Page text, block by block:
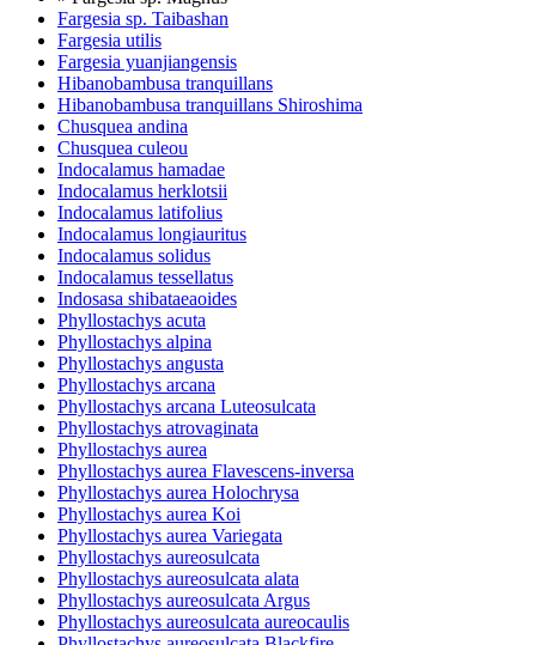
Fargesia sp. Taibashan
Fargesia utilis
Fargesia yuanjiangensis
Hibanobambusa tranquillans
Hibanobambusa tranquillans Shiroshima
Chusquea andina
Chusquea culeou
Indocalamus hamadae
Indocalamus herklotsii
Indocalamus latifolius
Indocalamus longiauritus
Indocalamus solidus
Indocalamus tessellatus
Indosasa shibataeaoides
Phyllostachys acuta
Phyllostachys alpina
Phyllostachys angusta
Phyllostachys arcana
Phyllostachys arcana Luteosulcata
Phyllostachys atrovaginata
Phyllostachys aurea
Phyllostachys aurea Flavescens-inversa
Phyllostachys aurea Holochrysa
Phyllostachys aurea Koi
Phyllostachys aurea Variegata
Phyllostachys aureosulcata
Phyllostachys aureosulcata alata
Phyllostachys aureosulcata Argus
Phyllostachys aureosulcata aureocaulis